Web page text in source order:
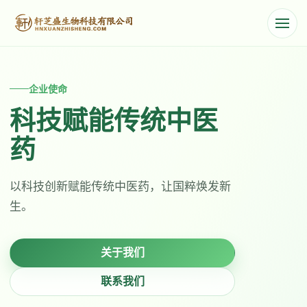
品牌形象
传承国粹・向史而新
河南轩芝盛生物科技 —— 专注高品质保健食品，守护您
与家人的健康。
产品中心
核心产品
三七人参胶囊
古法炮制与现代科技融合，铸就健康品
质。
产品详情
企业使命
科技赋能传统中医
药
以科技创新赋能传统中医药，让国粹焕发新
生。
关于我们
联系我们